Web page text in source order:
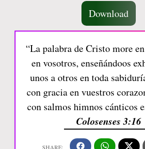
Download
“La palabra de Cristo more
en vosotros, enseñándoos
unos a otros en toda
con gracia en vuestros
con salmos himnos cánticos
Colosenses 3:16